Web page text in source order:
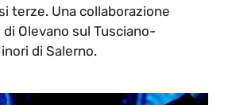
terze. Una collaborazione
Olevano sul Tusciano-
di Salerno.